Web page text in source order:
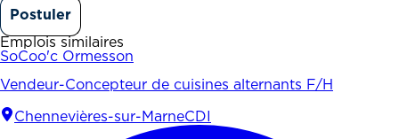
Postuler
Emplois similaires
SoCoo'c Ormesson
Vendeur-Concepteur de cuisines alternants F/H
Chennevières-sur-MarneCDI